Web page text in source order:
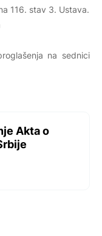
116. stav 3. Ustava.
na sednici
Akta o